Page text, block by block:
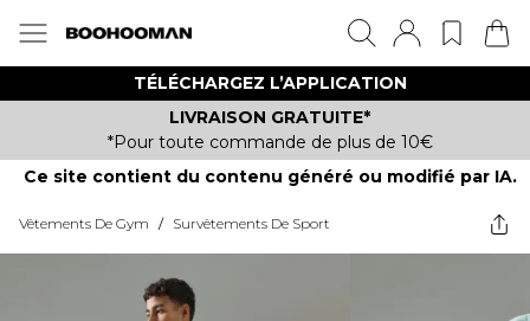
TÉLÉCHARGEZ L’APPLICATION
LIVRAISON GRATUITE*
*Pour toute commande de plus de 10€
Ce site contient du contenu généré ou modifié par IA.
Vêtements De Gym / Survêtements De Sport